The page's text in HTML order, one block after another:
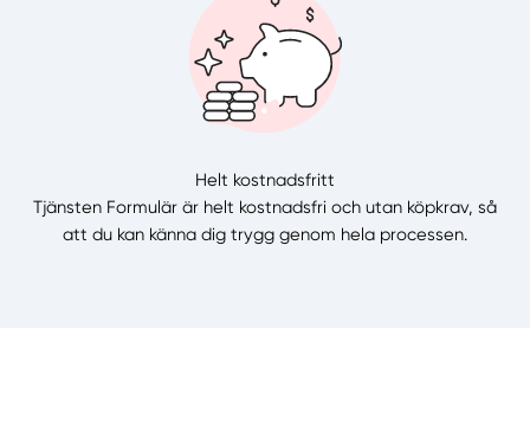
Helt kostnadsfritt
Tjänsten Formulär är helt kostnadsfri och utan köpkrav, så
att du kan känna dig trygg genom hela processen.